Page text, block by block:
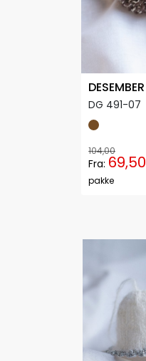
DG 491-07
104,00
Fra: 69,50
pakke